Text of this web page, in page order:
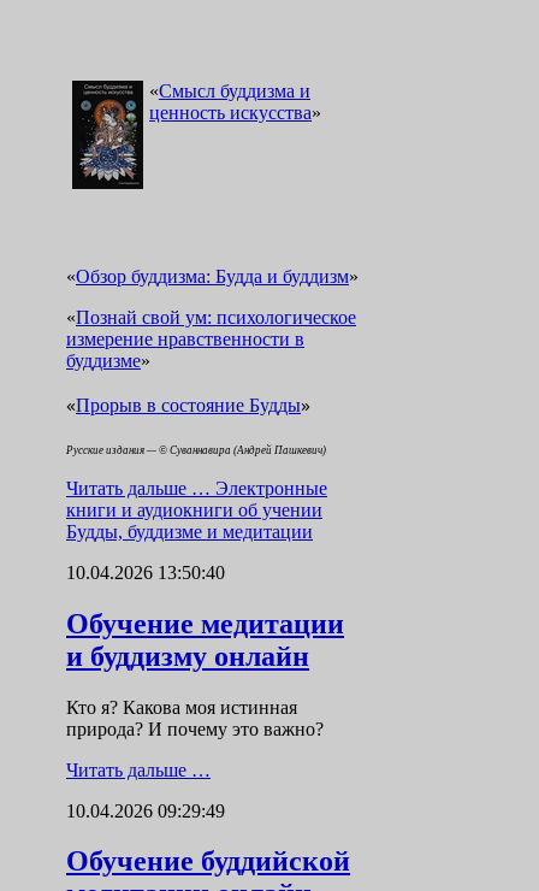
«Смысл буддизма и
ценность искусства»
«Обзор буддизма: Будда и буддизм»
«Познай свой ум: психологическое
измерение нравственности в
буддизме»
«Прорыв в состояние Будды»
Русские издания — © Суваннавира (Андрей Пашкевич)
Читать дальше … Электронные
книги и аудиокниги об учении
Будды, буддизме и медитации
10.04.2026 13:50:40
Обучение медитации
и буддизму онлайн
Кто я? Какова моя истинная
природа? И почему это важно?
Читать дальше …
10.04.2026 09:29:49
Обучение буддийской